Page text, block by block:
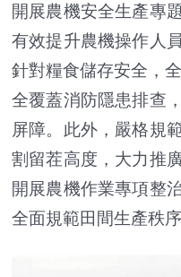
開展農機安全生產專
有效提升農機操作人
針對糧食儲存安全，
全覆蓋消防隱患排查
屏障。此外，嚴格規
割留茬高度，大力推
開展農機作業專項整
全面規範田間生產秩序